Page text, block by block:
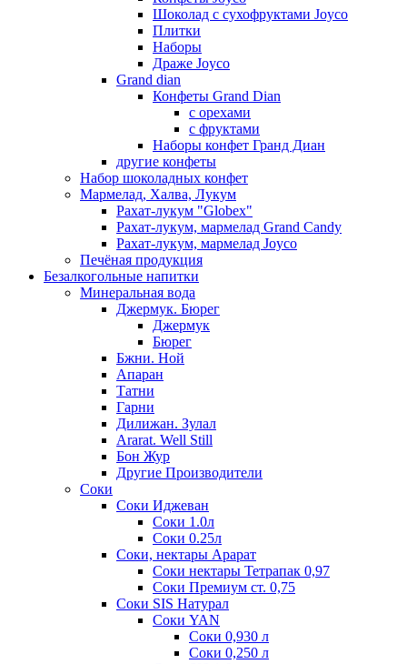
Шоколад с сухофруктами Joyco
Плитки
Наборы
Драже Joyco
Grand dian
Конфеты Grand Dian
с орехами
с фруктами
Наборы конфет Гранд Диан
другие конфеты
Набор шоколадных конфет
Мармелад, Халва, Лукум
Рахат-лукум "Globex"
Рахат-лукум, мармелад Grand Candy
Рахат-лукум, мармелад Joyco
Печёная продукция
Безалкогольные напитки
Минеральная вода
Джермук. Бюрег
Джермук
Бюрег
Бжни. Ной
Апаран
Татни
Гарни
Дилижан. Зулал
Ararat. Well Still
Бон Жур
Другие Производители
Соки
Соки Иджеван
Соки 1.0л
Соки 0.25л
Соки, нектары Арарат
Соки нектары Тетрапак 0,97
Соки Премиум ст. 0,75
Соки SIS Натурал
Соки YAN
Соки 0,930 л
Соки 0,250 л